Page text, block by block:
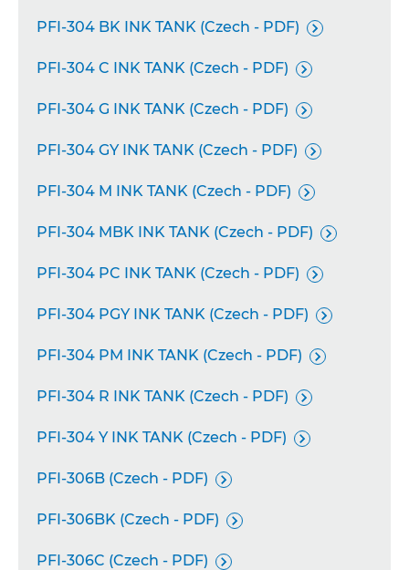
PFI-304 BK INK TANK (Czech - PDF) 
PFI-304 C INK TANK (Czech - PDF) 
PFI-304 G INK TANK (Czech - PDF) 
PFI-304 GY INK TANK (Czech - PDF) 
PFI-304 M INK TANK (Czech - PDF) 
PFI-304 MBK INK TANK (Czech - PDF) 
PFI-304 PC INK TANK (Czech - PDF) 
PFI-304 PGY INK TANK (Czech - PDF) 
PFI-304 PM INK TANK (Czech - PDF) 
PFI-304 R INK TANK (Czech - PDF) 
PFI-304 Y INK TANK (Czech - PDF) 
PFI-306B (Czech - PDF) 
PFI-306BK (Czech - PDF) 
PFI-306C (Czech - PDF) 